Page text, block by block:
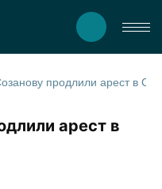
арест в